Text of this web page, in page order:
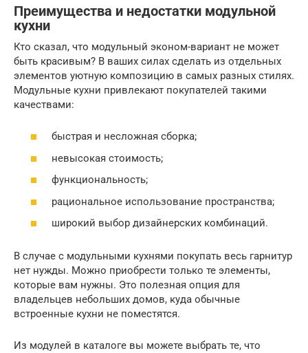
Преимущества и недостатки модульной
кухни
Кто сказал, что модульный эконом-вариант не может
быть красивым? В ваших силах сделать из отдельных
элементов уютную композицию в самых разных стилях.
Модульные кухни привлекают покупателей такими
качествами:
быстрая и несложная сборка;
невысокая стоимость;
функциональность;
рациональное использование пространства;
широкий выбор дизайнерских комбинаций.
В случае с модульными кухнями покупать весь гарнитур
нет нужды. Можно приобрести только те элементы,
которые вам нужны. Это полезная опция для
владельцев небольших домов, куда обычные
встроенные кухни не поместятся.
Из модулей в каталоге вы можете выбрать те, что